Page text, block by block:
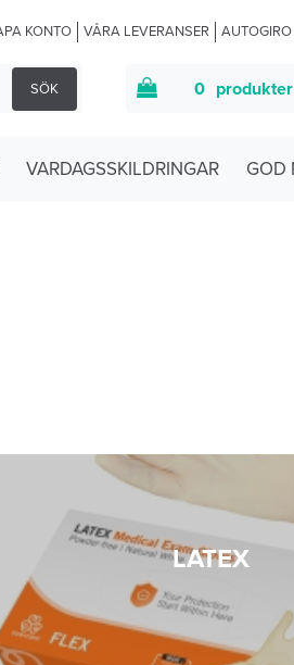
KONTO VÅRA LEVERANSER AUTOGIRO
SÖK 0 produkter
VARDAGSSKILDRINGAR GOD
LATEX